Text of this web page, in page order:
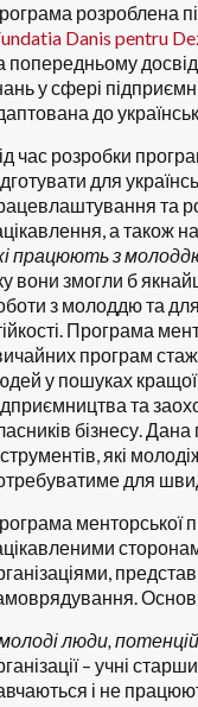
розроблена
Danis pentru
попередньому
у сфері
до
час розробки
для
та
а також
працюють з
вони змогли б
з молоддю та
Програма
програм
у пошуках
та
бізнесу.
які
для
менторської
люди,
– учні
і не